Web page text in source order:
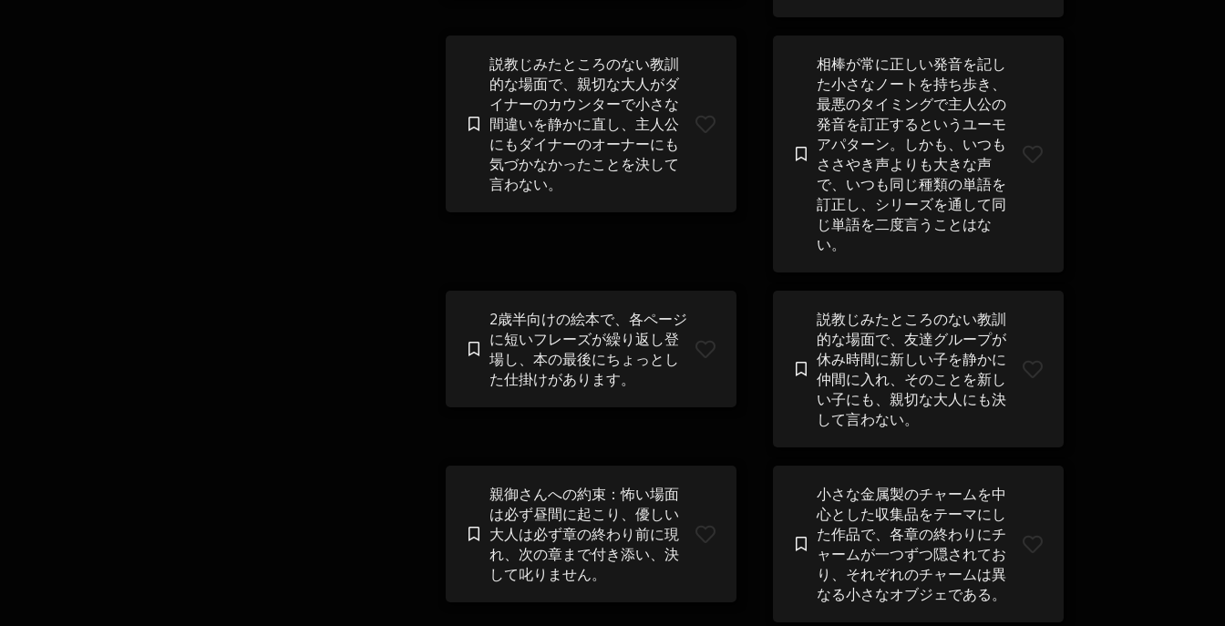
説教じみたところのない教訓
的な場面で、親切な大人がダ
イナーのカウンターで小さな
間違いを静かに直し、主人公
にもダイナーのオーナーにも
気づかなかったことを決して
言わない。
相棒が常に正しい発音を記し
た小さなノートを持ち歩き、
最悪のタイミングで主人公の
発音を訂正するというユーモ
アパターン。しかも、いつも
ささやき声よりも大きな声
で、いつも同じ種類の単語を
訂正し、シリーズを通して同
じ単語を二度言うことはな
い。
2歳半向けの絵本で、各ページ
に短いフレーズが繰り返し登
場し、本の最後にちょっとし
た仕掛けがあります。
説教じみたところのない教訓
的な場面で、友達グループが
休み時間に新しい子を静かに
仲間に入れ、そのことを新し
い子にも、親切な大人にも決
して言わない。
親御さんへの約束：怖い場面
は必ず昼間に起こり、優しい
大人は必ず章の終わり前に現
れ、次の章まで付き添い、決
して叱りません。
小さな金属製のチャームを中
心とした収集品をテーマにし
た作品で、各章の終わりにチ
ャームが一つずつ隠されてお
り、それぞれのチャームは異
なる小さなオブジェである。